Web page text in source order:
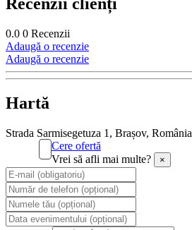
Recenzii clienți
0.0 0 Recenzii
Adaugă o recenzie
Adaugă o recenzie
Hartă
Strada Sarmisegetuza 1, Brașov, România
Cere ofertă
Vrei să afli mai multe?
×